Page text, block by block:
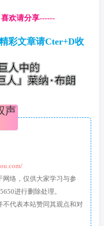
欢请分享------
彩文章请Cter+D收
声
网络，仅供大家学习与参
进行删除处理。
不代表本站赞同其观点和对